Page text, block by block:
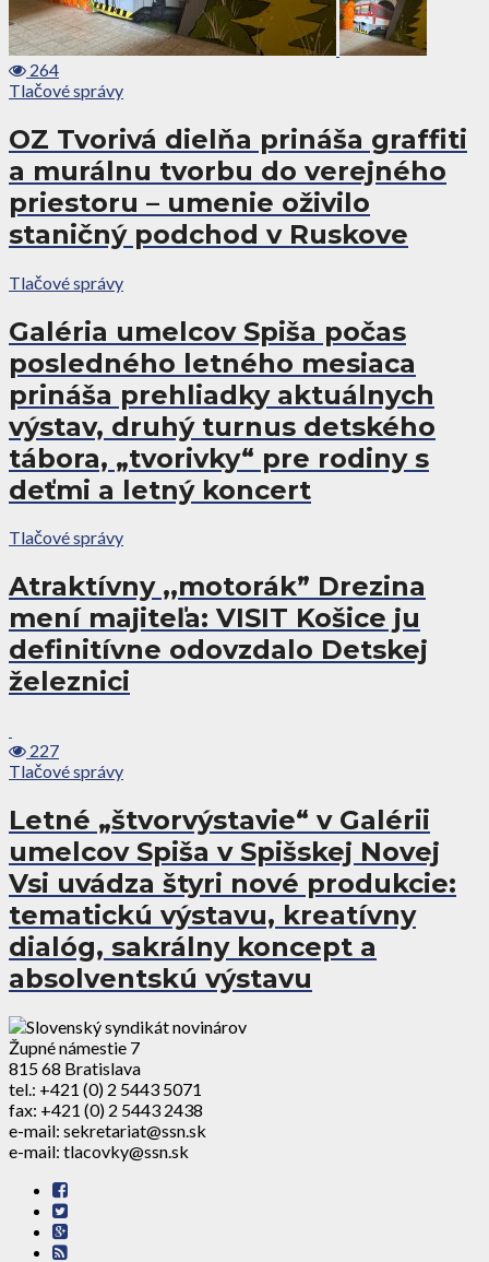
264
Tlačové správy
OZ Tvorivá dielňa prináša graffiti
a murálnu tvorbu do verejného
priestoru – umenie oživilo
staničný podchod v Ruskove
Tlačové správy
Galéria umelcov Spiša počas
posledného letného mesiaca
prináša prehliadky aktuálnych
výstav, druhý turnus detského
tábora, „tvorivky“ pre rodiny s
deťmi a letný koncert
Tlačové správy
Atraktívny ,,motorák” Drezina
mení majiteľa: VISIT Košice ju
definitívne odovzdalo Detskej
železnici
227
Tlačové správy
Letné „štvorvýstavie“ v Galérii
umelcov Spiša v Spišskej Novej
Vsi uvádza štyri nové produkcie:
tematickú výstavu, kreatívny
dialóg, sakrálny koncept a
absolventskú výstavu
Župné námestie 7
815 68 Bratislava
tel.: +421 (0) 2 5443 5071
fax: +421 (0) 2 5443 2438
e-mail: sekretariat@ssn.sk
e-mail: tlacovky@ssn.sk